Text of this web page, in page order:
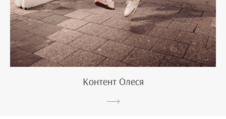
Контент Олеся